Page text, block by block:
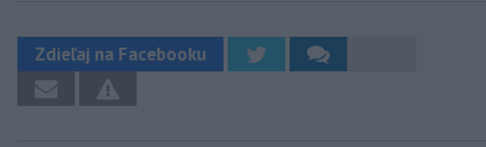
Zdieľaj na Facebooku